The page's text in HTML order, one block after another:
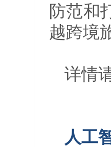
防范和
越跨境
详情
人工